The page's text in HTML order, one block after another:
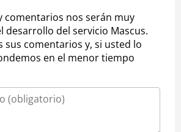
comentarios nos serán muy
desarrollo del servicio Mascus.
sus comentarios y, si usted lo
en el menor tiempo